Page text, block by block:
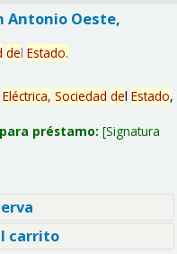
Antonio Oeste,
del Estado.
Eléctrica, Sociedad del Estado,
préstamo: Signatura
carrito